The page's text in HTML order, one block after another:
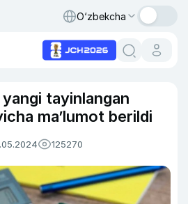
O‘zbekcha
tayinlangan
maʼlumot berildi
125270